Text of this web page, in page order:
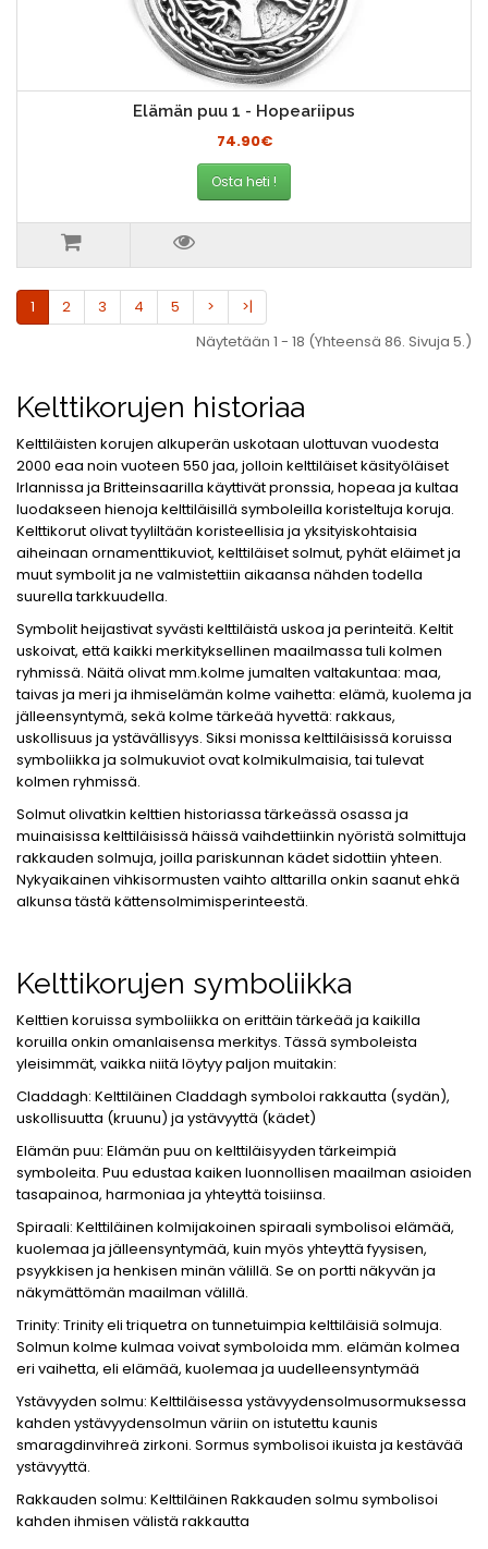
Elämän puu 1 - Hopeariipus
74.90€
Osta heti !
1 2 3 4 5 >
>|
Näytetään 1 - 18 (Yhteensä 86. Sivuja 5.)
Kelttikorujen historiaa
Kelttiläisten korujen alkuperän uskotaan ulottuvan vuodesta
2000 eaa noin vuoteen 550 jaa, jolloin kelttiläiset käsityöläiset
Irlannissa ja Britteinsaarilla käyttivät pronssia, hopeaa ja kultaa
luodakseen hienoja kelttiläisillä symboleilla koristeltuja koruja.
Kelttikorut olivat tyyliltään koristeellisia ja yksityiskohtaisia
aiheinaan ornamenttikuviot, kelttiläiset solmut, pyhät eläimet ja
muut symbolit ja ne valmistettiin aikaansa nähden todella
suurella tarkkuudella.
Symbolit heijastivat syvästi kelttiläistä uskoa ja perinteitä. Keltit
uskoivat, että kaikki merkityksellinen maailmassa tuli kolmen
ryhmissä. Näitä olivat mm.kolme jumalten valtakuntaa: maa,
taivas ja meri ja ihmiselämän kolme vaihetta: elämä, kuolema ja
jälleensyntymä, sekä kolme tärkeää hyvettä: rakkaus,
uskollisuus ja ystävällisyys. Siksi monissa kelttiläisissä koruissa
symboliikka ja solmukuviot ovat kolmikulmaisia, tai tulevat
kolmen ryhmissä.
Solmut olivatkin kelttien historiassa tärkeässä osassa ja
muinaisissa kelttiläisissä häissä vaihdettiinkin nyöristä solmittuja
rakkauden solmuja, joilla pariskunnan kädet sidottiin yhteen.
Nykyaikainen vihkisormusten vaihto alttarilla onkin saanut ehkä
alkunsa tästä kättensolmimisperinteestä.
Kelttikorujen symboliikka
Kelttien koruissa symboliikka on erittäin tärkeää ja kaikilla
koruilla onkin omanlaisensa merkitys. Tässä symboleista
yleisimmät, vaikka niitä löytyy paljon muitakin:
Claddagh: Kelttiläinen Claddagh symboloi rakkautta (sydän),
uskollisuutta (kruunu) ja ystävyyttä (kädet)
Elämän puu: Elämän puu on kelttiläisyyden tärkeimpiä
symboleita. Puu edustaa kaiken luonnollisen maailman asioiden
tasapainoa, harmoniaa ja yhteyttä toisiinsa.
Spiraali: Kelttiläinen kolmijakoinen spiraali symbolisoi elämää,
kuolemaa ja jälleensyntymää, kuin myös yhteyttä fyysisen,
psyykkisen ja henkisen minän välillä. Se on portti näkyvän ja
näkymättömän maailman välillä.
Trinity: Trinity eli triquetra on tunnetuimpia kelttiläisiä solmuja.
Solmun kolme kulmaa voivat symboloida mm. elämän kolmea
eri vaihetta, eli elämää, kuolemaa ja uudelleensyntymää
Ystävyyden solmu: Kelttiläisessa ystävyydensolmusormuksessa
kahden ystävyydensolmun väriin on istutettu kaunis
smaragdinvihreä zirkoni. Sormus symbolisoi ikuista ja kestävää
ystävyyttä.
Rakkauden solmu: Kelttiläinen Rakkauden solmu symbolisoi
kahden ihmisen välistä rakkautta